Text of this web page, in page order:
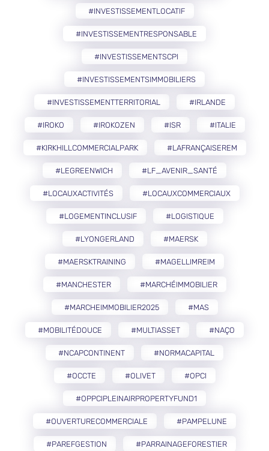
#INVESTISSEMENTLOCATIF
#INVESTISSEMENTRESPONSABLE
#INVESTISSEMENTSCPI
#INVESTISSEMENTSIMMOBILIERS
#INVESTISSEMENTTERRITORIAL #IRLANDE
#IROKO #IROKOZEN #ISR #ITALIE
#KIRKHILLCOMMERCIALPARK #LAFRANÇAISEREM
#LEGREENWICH #LF_AVENIR_SANTÉ
#LOCAUXACTIVITÉS #LOCAUXCOMMERCIAUX
#LOGEMENTINCLUSIF #LOGISTIQUE
#LYONGERLAND #MAERSK
#MAERSKTRAINING #MAGELLIMREIM
#MANCHESTER #MARCHÉIMMOBILIER
#MARCHEIMMOBILIER2025 #MAS
#MOBILITÉDOUCE #MULTIASSET #NAÇO
#NCAPCONTINENT #NORMACAPITAL
#OCCTE #OLIVET #OPCI
#OPPCIPLEINAIRPROPERTYFUND1
#OUVERTURECOMMERCIALE #PAMPELUNE
#PAREFGESTION #PARRAINAGEFORESTIER